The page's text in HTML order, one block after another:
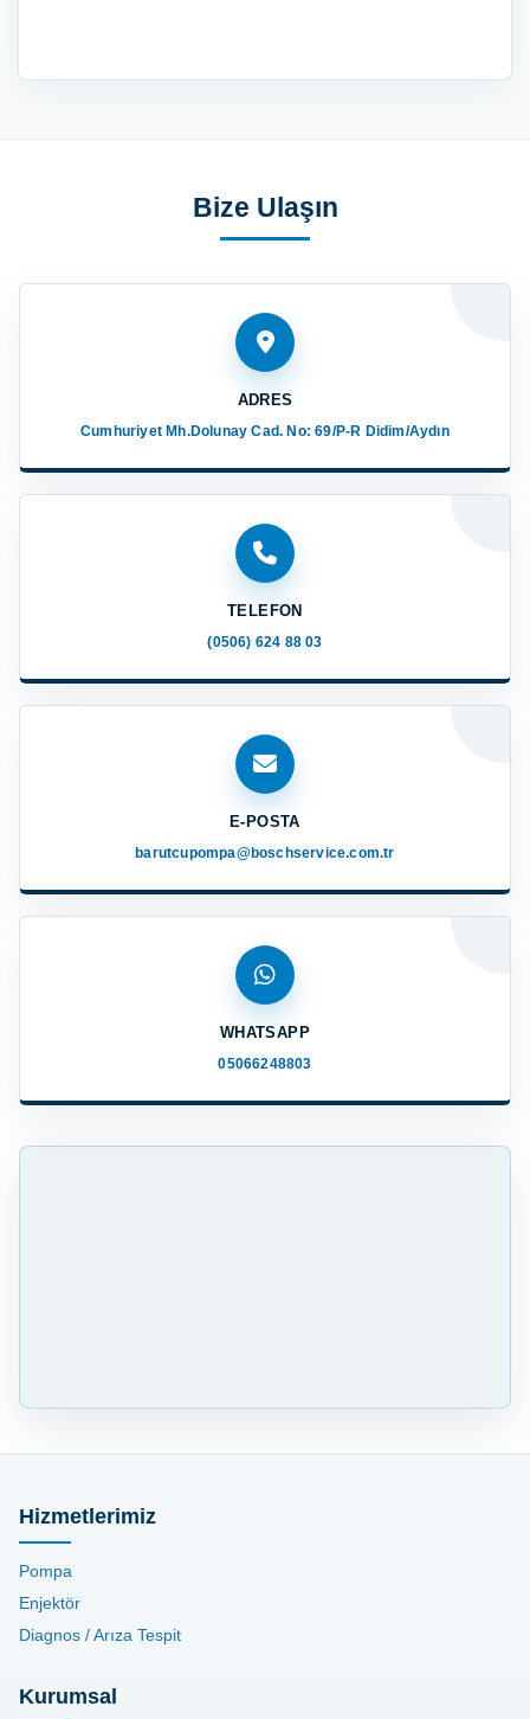
Bize Ulaşın
ADRES
Cumhuriyet Mh.Dolunay Cad. No: 69/P-R Didim/Aydın
TELEFON
(0506) 624 88 03
E-POSTA
barutcupompa@boschservice.com.tr
WHATSAPP
05066248803
Hizmetlerimiz
Pompa
Enjektör
Diagnos / Arıza Tespit
Kurumsal